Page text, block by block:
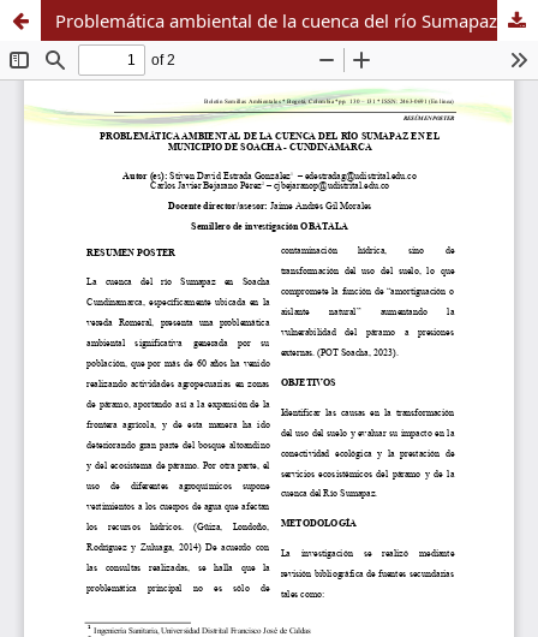
Problemática ambiental de la cuenca del río Sumapaz en el municipio de Soacha - Cundinamarca